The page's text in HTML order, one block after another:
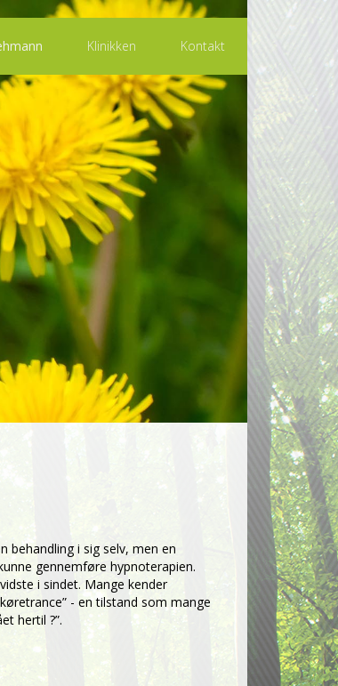
Klinikken Kontakt
behandling i sig selv, men en
gennemføre hypnoterapien.
i sindet. Mange kender
- en tilstand som mange
hertil ?”.